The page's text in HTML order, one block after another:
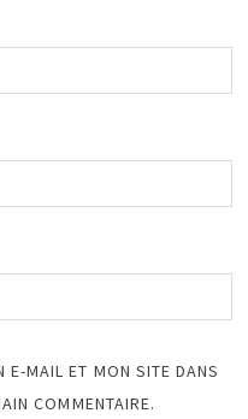
E-MAIL ET MON SITE DANS
COMMENTAIRE.